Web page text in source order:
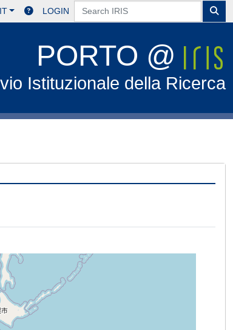
IT LOGIN
PORTO @
Istituzionale della Ricerca